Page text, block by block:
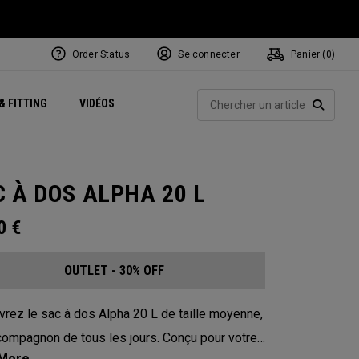
FITTING VIDÉOSExclusive Mavrik Complete Sets
Exclusivités - Balles de Golf
Juillet NEW Headwear
Women's Golf Balls
Exclusivités - Accessoires
Régionaux
Order Status Se connecter Panier ( 0)
À DOS ALPHA 20 L
€
OUTLET - 30% OFF
le sac à dos Alpha 20 L de taille moyenne,
de tous les jours. Conçu pour votre